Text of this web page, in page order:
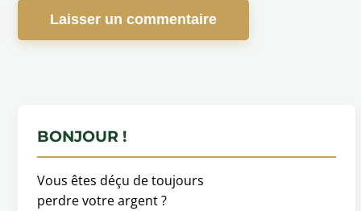
BONJOUR !
Vous êtes déçu de toujours
perdre votre argent ?